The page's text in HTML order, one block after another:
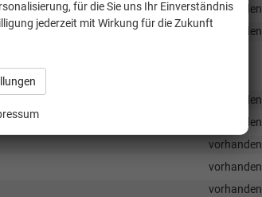
vorhanden
vorhanden
vorhanden
vorhanden
vorhanden
vorhanden
vorhanden
für die Sie uns Ihr Einverständnis
jederzeit mit Wirkung für die Zukunft